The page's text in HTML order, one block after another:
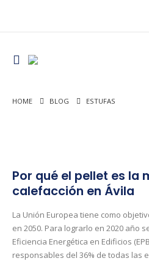
HOME BLOG ESTUFAS
Por qué el pellet es la
calefacción en Ávila
La Unión Europea tiene como
en 2050. Para lograrlo en 2020 año
Eficiencia Energética en Edificios
responsables del 36% de todas las